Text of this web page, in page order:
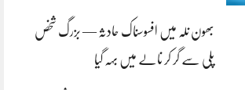
بھون نلہ میں افسوسناک حادثہ — بزرگ شخص
پلی سے گر کر نالے میں بہہ گیا